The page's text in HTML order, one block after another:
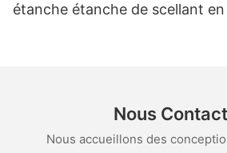
étanche étanche de scellant
Nous
Nous accueillons des